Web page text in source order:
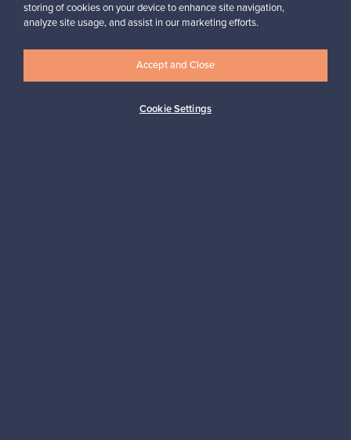
✓ Vahvistettu myyjä
storing of cookies on your device to enhance site navigation,
analyze site usage, and assist in our marketing efforts.
Cookie Settings
Accept and Close